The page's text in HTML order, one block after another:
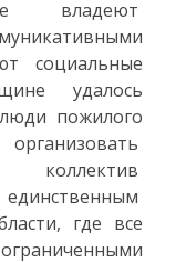
не владеют
социальные
удалось
пожилого
коллектив
где все